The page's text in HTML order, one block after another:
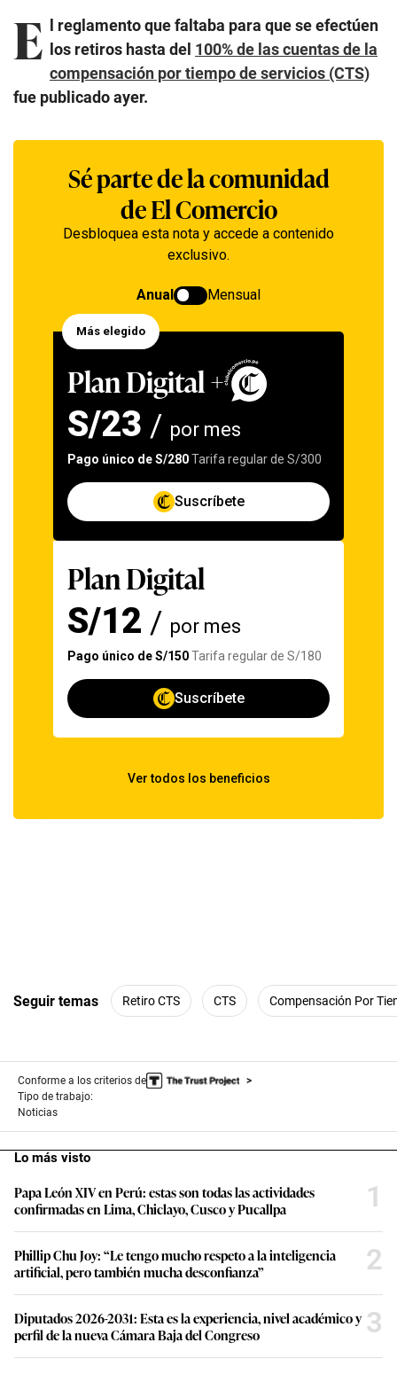
E
l reglamento que faltaba para que se efectúen
los retiros hasta del 100% de las cuentas de la
compensación por tiempo de servicios (CTS)
fue publicado ayer.
Seguir temas Retiro CTS CTS Compensación Por
Conforme a los criterios de
Tipo de trabajo:
Noticias
Lo más visto
Papa León XIV en Perú: estas son todas las actividades
confirmadas en Lima, Chiclayo, Cusco y Pucallpa
1
Phillip Chu Joy: “Le tengo mucho respeto a la inteligencia
artificial, pero también mucha desconfianza”
2
Diputados 2026-2031: Esta es la experiencia, nivel académico y
perfil de la nueva Cámara Baja del Congreso
3